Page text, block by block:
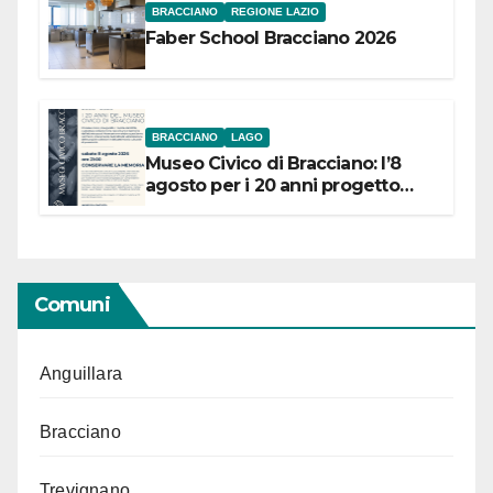
BRACCIANO REGIONE LAZIO
Faber School Bracciano 2026
BRACCIANO LAGO
Museo Civico di Bracciano: l’8
agosto per i 20 anni progetto
Comuni
Anguillara
Bracciano